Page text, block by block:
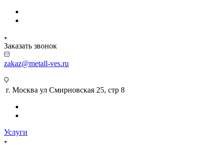
Заказать звонок
zakaz@metall-ves.ru
г. Москва ул Смирновская 25, стр 8
Услуги